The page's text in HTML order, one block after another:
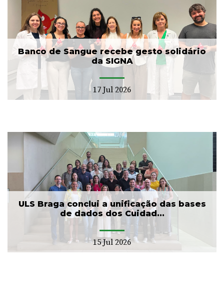
Banco de Sangue recebe gesto solidário
da SIGNA
17 Jul 2026
ULS Braga conclui a unificação das bases
de dados dos Cuidad...
15 Jul 2026